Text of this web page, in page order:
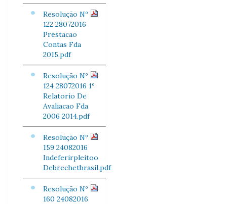
Resolução Nº
122 28072016
Prestacao
Contas Fda
2015.pdf
Resolução Nº
124 28072016 1º
Relatorio De
Avaliacao Fda
2006 2014.pdf
Resolução Nº
159 24082016
Indeferirpleitoo
Debrechetbrasil.pdf
Resolução Nº
160 24082016